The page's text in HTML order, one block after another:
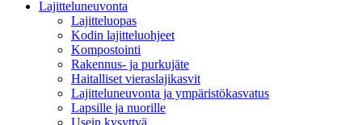
Lajitteluneuvonta
Lajitteluopas
Kodin lajitteluohjeet
Kompostointi
Rakennus- ja purkujäte
Haitalliset vieraslajikasvit
Lajitteluneuvonta ja ympäristökasvatus
Lapsille ja nuorille
Usein kysyttyä